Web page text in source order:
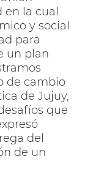
la cual
y social
para
un plan
de cambio
de Jujuy,
que
del
de un